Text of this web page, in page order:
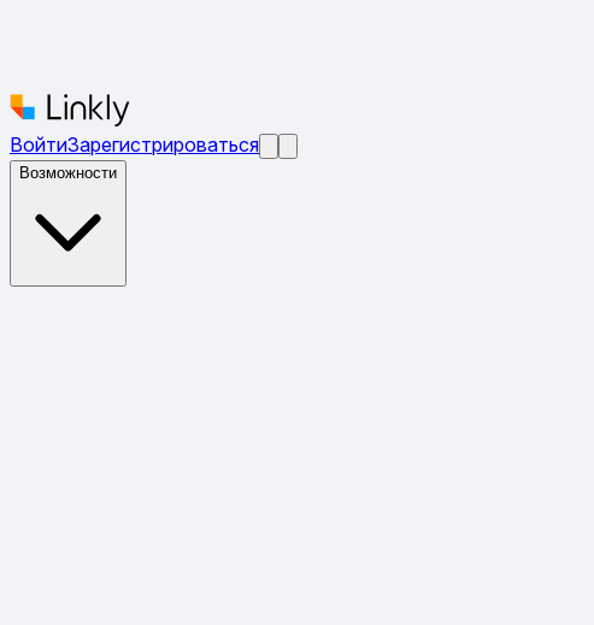
ВойтиЗарегистрироваться
Возможности